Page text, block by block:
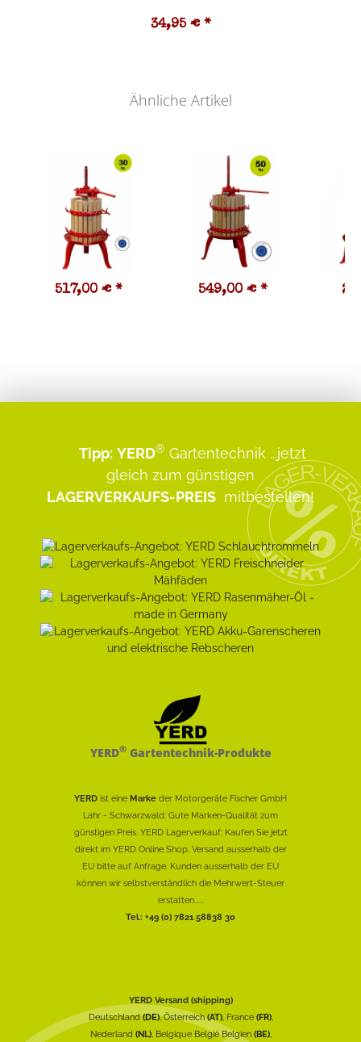
34,95 € *
Ähnliche Artikel
517,00 € * 549,00 € *
Tipp: YERD® Gartentechnik ...jetzt
gleich zum günstigen
LAGERVERKAUFS-PREIS mitbestellen!
YERD®Gartentechnik-Produkte
YERD ist eine Marke der Motorgeräte Fischer GmbH
Lahr - Schwarzwald: Gute Marken-Qualität zum
günstigen Preis. YERD Lagerverkauf: Kaufen Sie jetzt
direkt im YERD Online Shop. Versand ausserhalb der
EU bitte auf Anfrage. Kunden ausserhalb der EU
können wir selbstverständlich die Mehrwert-Steuer
erstatten......
Tel.: +49 (0) 7821 58838 30
YERD Versand (shipping)
Deutschland(DE), Österreich(AT), France (FR),
Nederland (NL), Belgique België Belgien (BE),